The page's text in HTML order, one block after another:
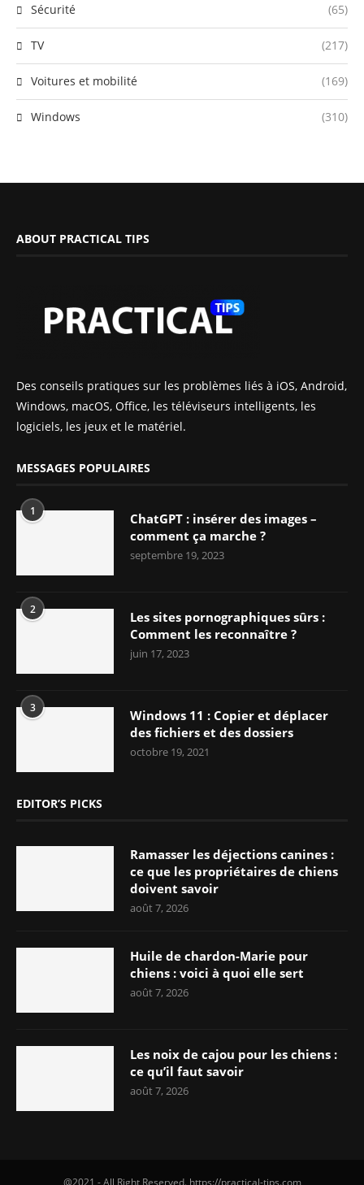
Sécurité (65)
TV (217)
Voitures et mobilité (169)
Windows (310)
ABOUT PRACTICAL TIPS
Des conseils pratiques sur les problèmes liés à iOS, Android,
Windows, macOS, Office, les téléviseurs intelligents, les
logiciels, les jeux et le matériel.
MESSAGES POPULAIRES
1
ChatGPT : insérer des images –
comment ça marche ?
septembre 19, 2023
2
Les sites pornographiques sûrs :
Comment les reconnaître ?
juin 17, 2023
3
Windows 11 : Copier et déplacer
des fichiers et des dossiers
octobre 19, 2021
EDITOR’S PICKS
Ramasser les déjections canines :
ce que les propriétaires de chiens
doivent savoir
août 7, 2026
Huile de chardon-Marie pour
chiens : voici à quoi elle sert
août 7, 2026
Les noix de cajou pour les chiens :
ce qu’il faut savoir
août 7, 2026
@2021 - All Right Reserved. https://practical-tips.com